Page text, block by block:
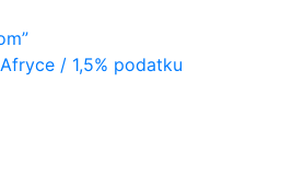
/ 1,5% podatku